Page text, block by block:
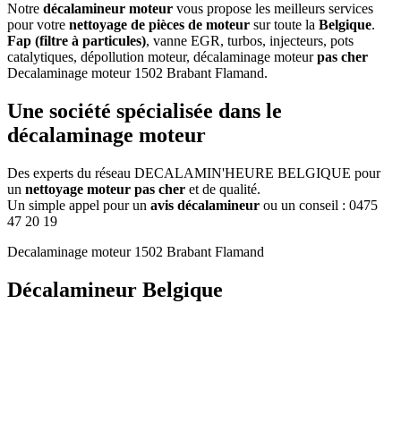
Notre décalamineur moteur vous propose les meilleurs services
pour votre nettoyage de pièces de moteur sur toute la Belgique.
Fap (filtre à particules), vanne EGR, turbos, injecteurs, pots
catalytiques, dépollution moteur, décalaminage moteurpas cher
Decalaminage moteur 1502 Brabant Flamand.
Une société spécialisée dans le
décalaminage moteur
Des experts du réseau DECALAMIN'HEURE BELGIQUE pour
un nettoyage moteur pas cher et de qualité.
Un simple appel pour un avis décalamineur ou un conseil : 0475
47 20 19
Decalaminage moteur 1502 Brabant Flamand
Décalamineur Belgique